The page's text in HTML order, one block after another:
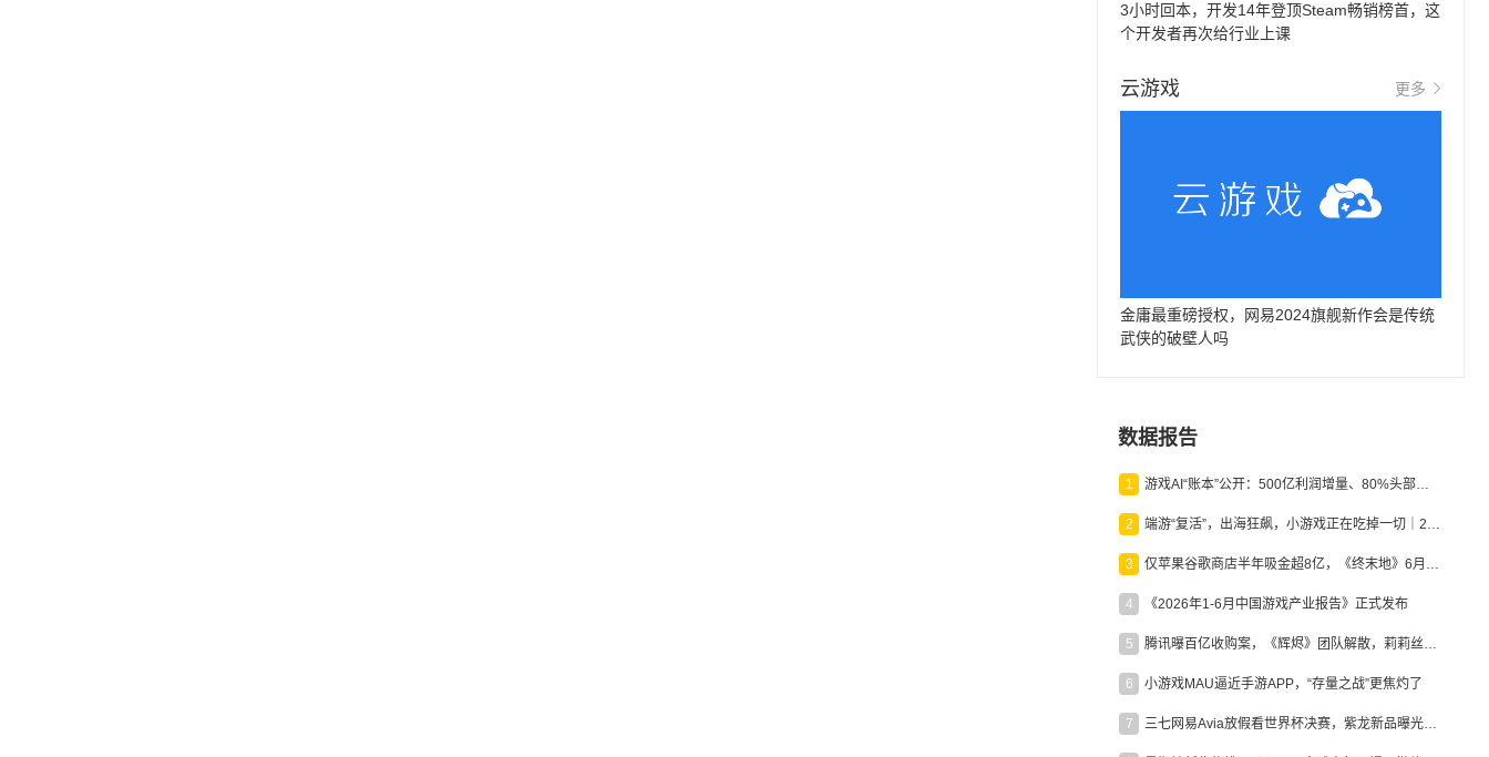
3小时回本，开发14年登顶Steam畅销榜首，这
个开发者再次给行业上课
云游戏 更多
金庸最重磅授权，网易2024旗舰新作会是传统
武侠的破壁人吗
数据报告
1 游戏AI“账本”公开：500亿利润增量、80%头部入局，谁在闷声发财？
2 端游“复活”，出海狂飙，小游戏正在吃掉一切｜2026上半年产业报告
3 仅苹果谷歌商店半年吸金超8亿，《终末地》6月份收入显著回暖
4 《2026年1-6月中国游戏产业报告》正式发布
5 腾讯曝百亿收购案，《辉烬》团队解散，莉莉丝新作曝光｜陀螺周报
6 小游戏MAU逼近手游APP，“存量之战”更焦灼了
7 三七网易Avia放假看世界杯决赛，紫龙新品曝光，米哈游新作上线 | 陀螺周报